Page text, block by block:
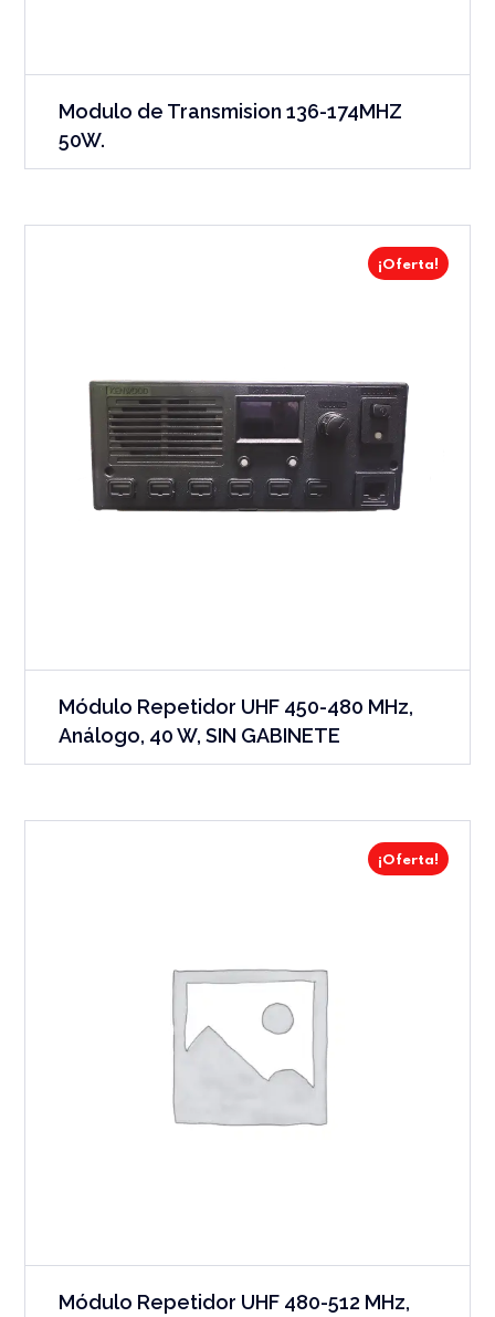
Modulo de Transmision 136-174MHZ
50W.
¡Oferta!
Módulo Repetidor UHF 450-480 MHz,
Análogo, 40 W, SIN GABINETE
¡Oferta!
Módulo Repetidor UHF 480-512 MHz,